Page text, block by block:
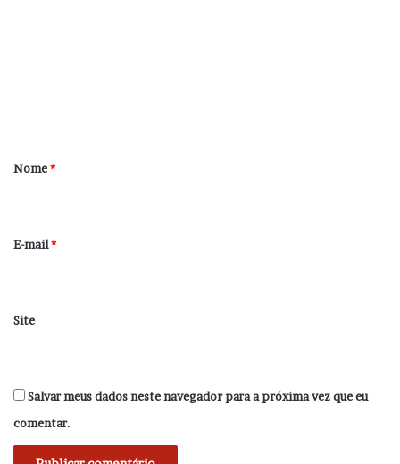
r
*
Nome*
E-mail*
Site
Salvar meus dados neste navegador para a próxima vez que eu
comentar.